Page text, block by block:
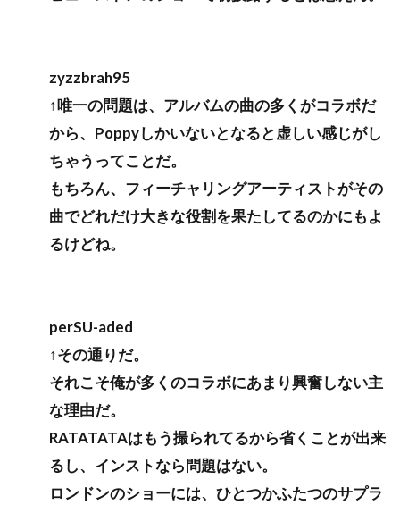
zyzzbrah95
↑唯一の問題は、アルバムの曲の多くがコラボだ
から、Poppyしかいないとなると虚しい感じがし
ちゃうってことだ。
もちろん、フィーチャリングアーティストがその
曲でどれだけ大きな役割を果たしてるのかにもよ
るけどね。
perSU-aded
↑その通りだ。
それこそ俺が多くのコラボにあまり興奮しない主
な理由だ。
RATATATAはもう撮られてるから省くことが出来
るし、インストなら問題はない。
ロンドンのショーには、ひとつかふたつのサプラ